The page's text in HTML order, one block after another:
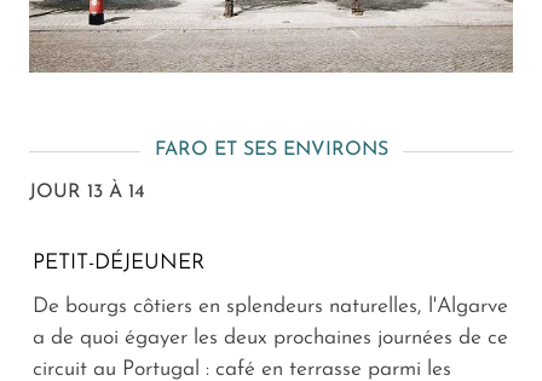
FARO ET SES ENVIRONS
JOUR 13 À 14
PETIT-DÉJEUNER
De bourgs côtiers en splendeurs naturelles, l'Algarve
a de quoi égayer les deux prochaines journées de ce
circuit au Portugal : café en terrasse parmi les